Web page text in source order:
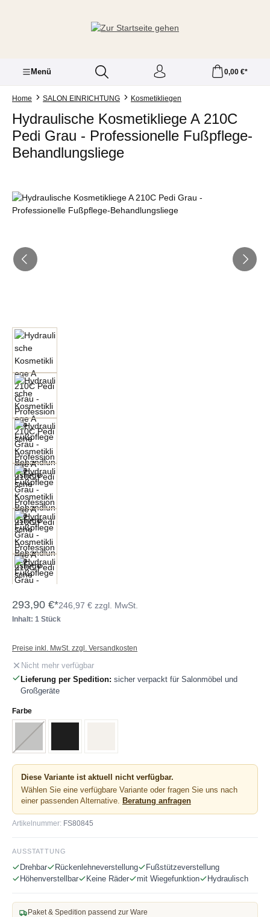
Menü 0,00 €*
Home SALON EINRICHTUNG Kosmetikliegen
Hydraulische Kosmetikliege A 210C
Pedi Grau - Professionelle Fußpflege-
Behandlungsliege
Bildergalerie überspringen
293,90 €*246,97 € zzgl. MwSt.
Inhalt: 1 Stück
Preise inkl. MwSt. zzgl. Versandkosten
Nicht mehr verfügbar
Lieferung per Spedition: sicher verpackt für Salonmöbel und
Großgeräte
Farbeauswählen
Grau
(Diese Option ist zurzeit nicht verfügbar.)
Diese Variante ist aktuell nicht verfügbar.
Wählen Sie eine verfügbare Variante oder fragen Sie uns nach
einer passenden Alternative.
Beratung anfragen
Artikelnummer: FS80845
AUSSTATTUNG
Drehbar Rückenlehneverstellung
Fußstützeverstellung
Höhenverstellbar
Keine Räder mit Wiegefunktion Hydraulisch
Paket & Spedition passend zur Ware